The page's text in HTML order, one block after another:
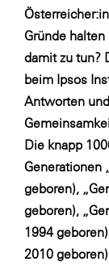
PAGRO
PHH
Primark
Salesforce
sebamed
SeneCura
Gründe
damit zu tun?
beim Ipsos
Antworten
Die knapp
Generationen
geboren),
geboren),
1994
2010